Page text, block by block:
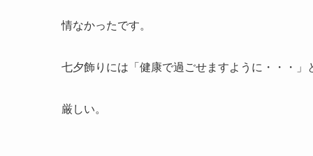
情なかったです。
七夕飾りには「健康で過ごせますように・・・」
厳しい。